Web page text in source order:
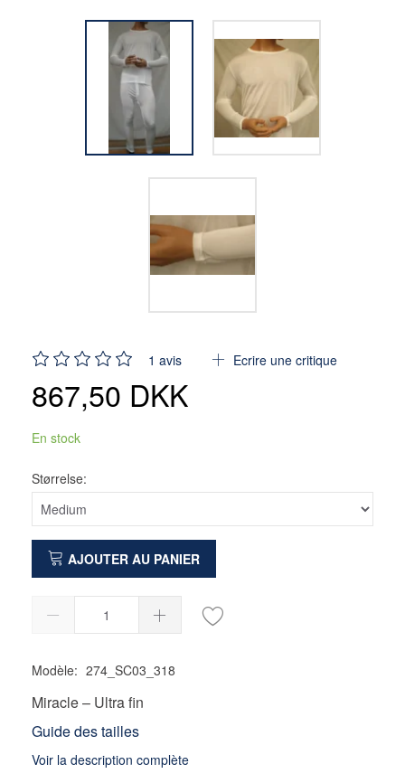
1 avis Ecrire une critique
867,50 DKK
En stock
Størrelse:
AJOUTER AU PANIER
Modèle: 274_SC03_318
Miracle – Ultra fin
Guide des tailles
Voir la description complète